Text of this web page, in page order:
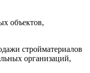
объектов,
стройматериалов
организаций,